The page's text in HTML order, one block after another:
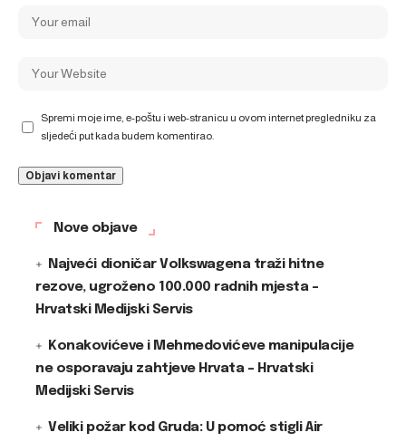
Spremi moje ime, e-poštu i web-stranicu u ovom internet pregledniku za
sljedeći put kada budem komentirao.
Nove objave
Najveći dioničar Volkswagena traži hitne
rezove, ugroženo 100.000 radnih mjesta –
Hrvatski Medijski Servis
Konakovićeve i Mehmedovićeve manipulacije
ne osporavaju zahtjeve Hrvata – Hrvatski
Medijski Servis
Veliki požar kod Gruda: U pomoć stigli Air